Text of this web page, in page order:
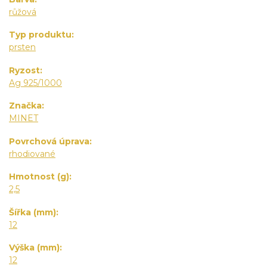
růžová
Typ produktu
prsten
Ryzost
Ag 925/1000
Značka
MINET
Povrchová úprava
rhodiované
Hmotnost (g)
2,5
Šířka (mm)
12
Výška (mm)
12